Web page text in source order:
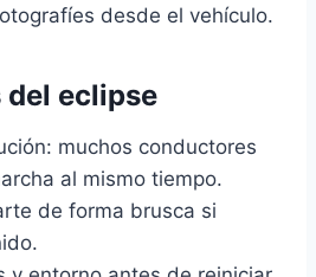
desde el vehículo.
del eclipse
muchos conductores
al mismo tiempo.
de forma brusca si